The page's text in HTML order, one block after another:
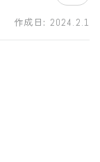
作成日: 2024.2.1